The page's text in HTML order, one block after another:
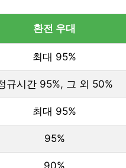
환전 우대
최대 95%
규시간 95%, 그 외 50%
최대 95%
95%
90%